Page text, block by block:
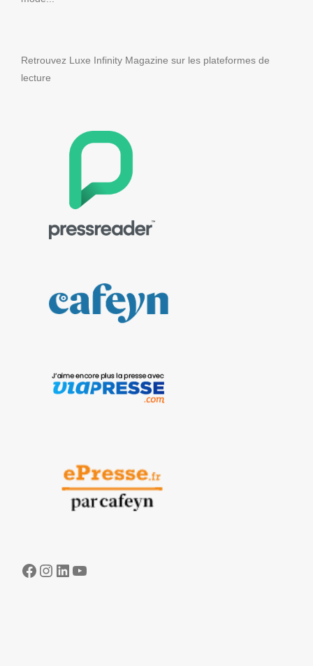
Retrouvez Luxe Infinity Magazine sur les plateformes de
lecture
Facebook
Instagram
LinkedIn
YouTube